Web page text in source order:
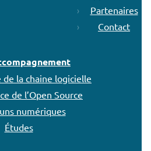
Partenaires
Contact
de la chaine logicielle
de l’Open Source
numériques
Études